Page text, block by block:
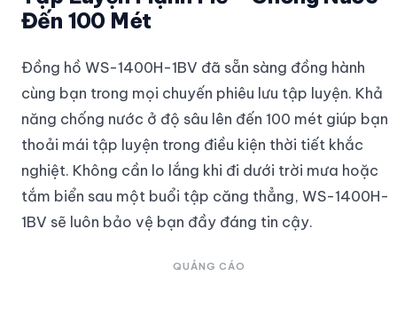
Đến 100 Mét
Đồng hồ WS-1400H-1BV đã sẵn sàng đồng hành
cùng bạn trong mọi chuyến phiêu lưu tập luyện. Khả
năng chống nước ở độ sâu lên đến 100 mét giúp bạn
thoải mái tập luyện trong điều kiện thời tiết khắc
nghiệt. Không cần lo lắng khi đi dưới trời mưa hoặc
tắm biển sau một buổi tập căng thẳng, WS-1400H-
1BV sẽ luôn bảo vệ bạn đầy đáng tin cậy.
QUẢNG CÁO